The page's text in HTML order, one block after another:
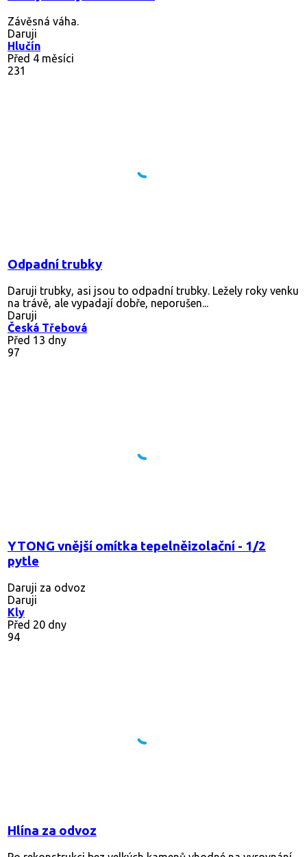
Závěsná váha.
Daruji
Hlučín
Před 4 měsíci
231
Odpadní trubky
Daruji trubky, asi jsou to odpadní trubky. Ležely roky venku
na trávě, ale vypadají dobře, neporušen...
Daruji
Česká Třebová
Před 13 dny
97
YTONG vnější omítka tepelněizolační - 1/2
pytle
Daruji za odvoz
Daruji
Kly
Před 20 dny
94
Hlína za odvoz